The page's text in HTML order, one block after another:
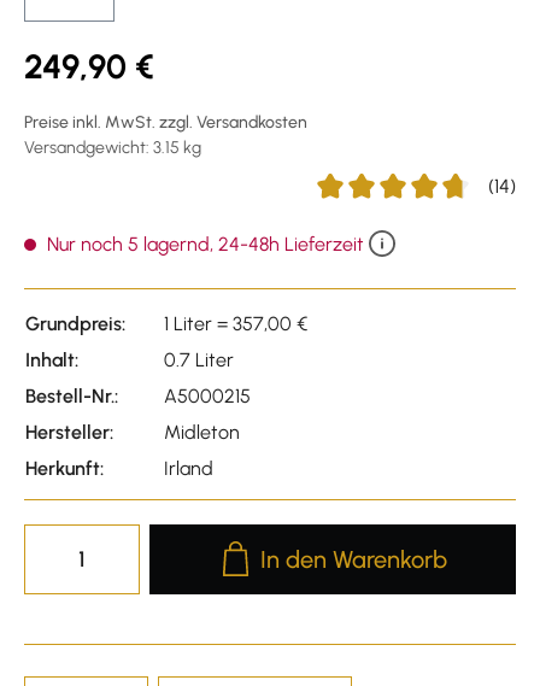
249,90 €
Preise inkl. MwSt. zzgl. Versandkosten
Versandgewicht: 3.15 kg
(14)
Nur noch 5 lagernd, 24-48h Lieferzeit
Grundpreis:
1 Liter = 357,00 €
Inhalt:
0.7 Liter
Bestell-Nr.:
A5000215
Hersteller:
Midleton
Herkunft:
Irland
Produkt Anzahl: Gib den
In den Warenkorb